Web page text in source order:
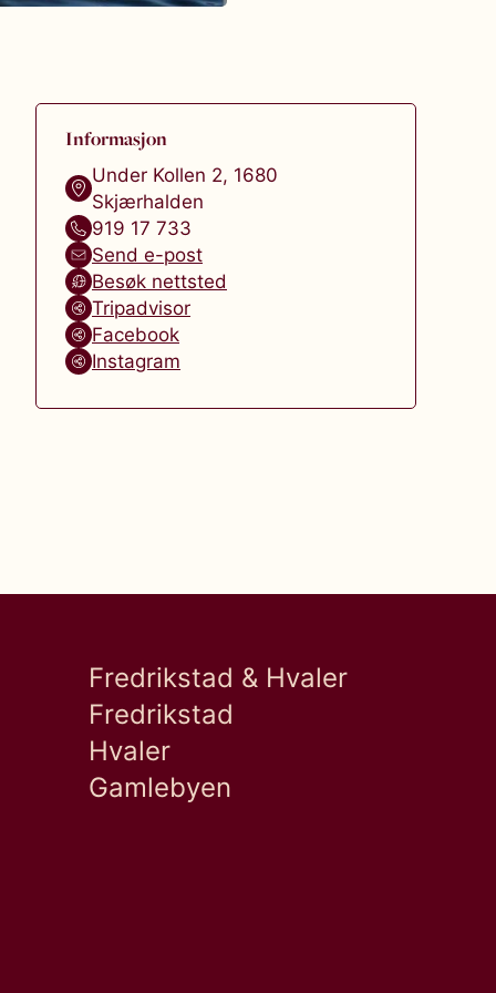
Informasjon
Under Kollen 2, 1680
Skjærhalden
919 17 733
Send e-post
Besøk nettsted
Tripadvisor
Facebook
Instagram
Fredrikstad & Hvaler
Fredrikstad
Hvaler
Gamlebyen